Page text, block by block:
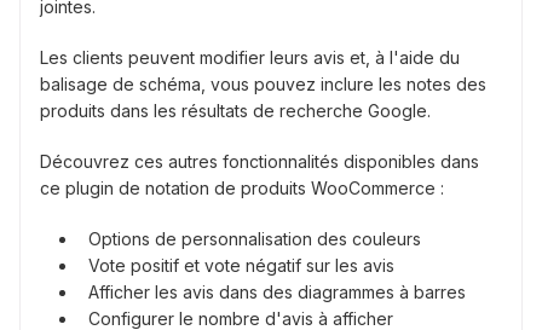
jointes.
Les clients peuvent modifier leurs avis et, à l'aide du
balisage de schéma, vous pouvez inclure les notes des
produits dans les résultats de recherche Google.
Découvrez ces autres fonctionnalités disponibles dans
ce plugin de notation de produits WooCommerce :
Options de personnalisation des couleurs
Vote positif et vote négatif sur les avis
Afficher les avis dans des diagrammes à barres
Configurer le nombre d'avis à afficher